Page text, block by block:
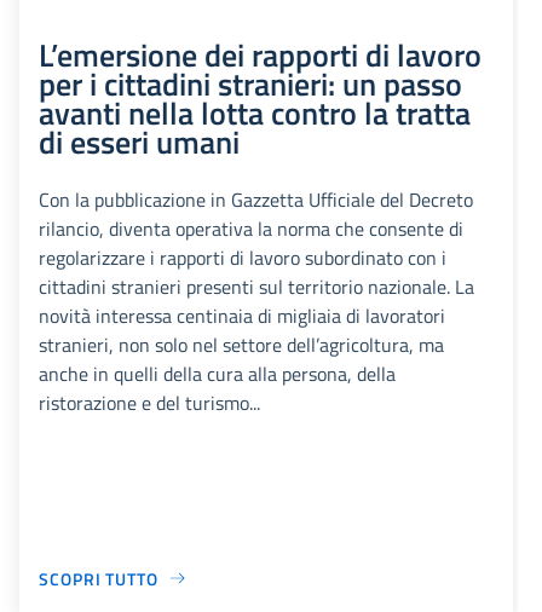
L’emersione dei rapporti di lavoro
per i cittadini stranieri: un passo
avanti nella lotta contro la tratta
di esseri umani
Con la pubblicazione in Gazzetta Ufficiale del Decreto
rilancio, diventa operativa la norma che consente di
regolarizzare i rapporti di lavoro subordinato con i
cittadini stranieri presenti sul territorio nazionale. La
novità interessa centinaia di migliaia di lavoratori
stranieri, non solo nel settore dell’agricoltura, ma
anche in quelli della cura alla persona, della
ristorazione e del turismo...
SCOPRI TUTTO